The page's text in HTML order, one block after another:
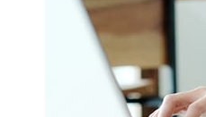
HiFi 音響
隨身型數位相機